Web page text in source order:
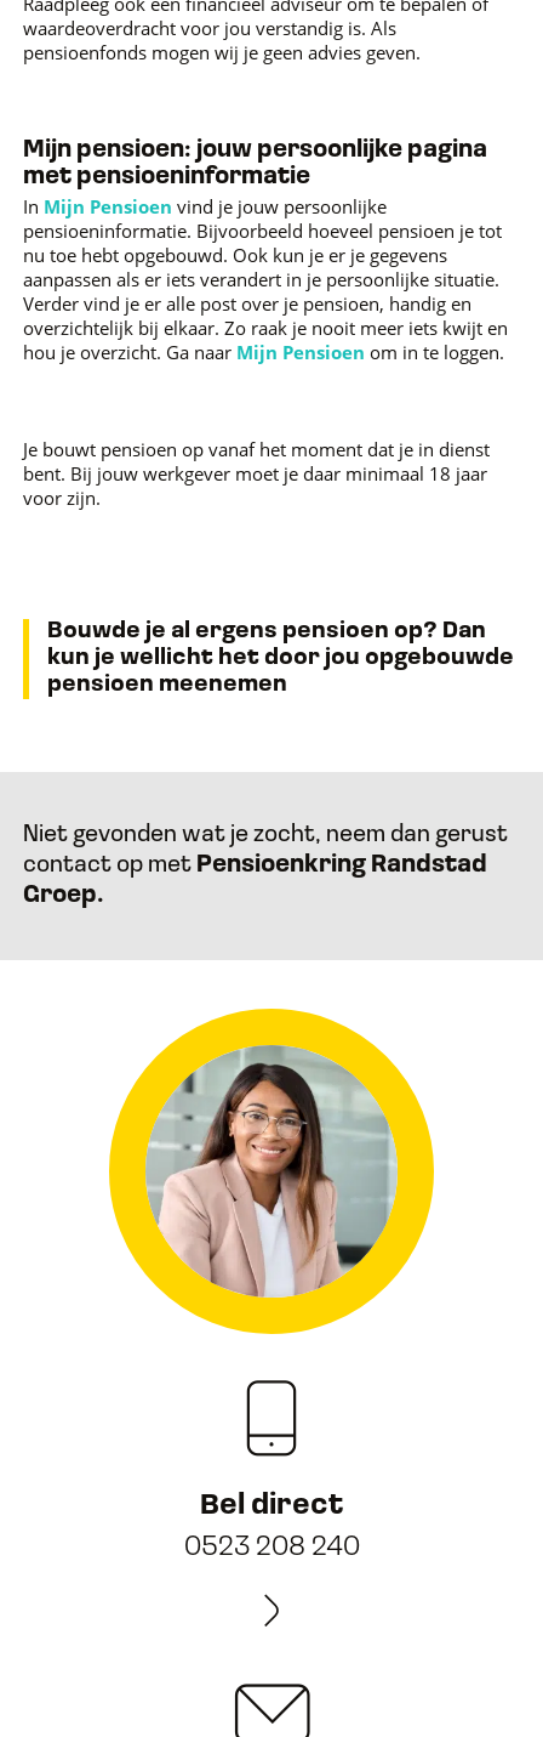
waardeoverdracht voor jou verstandig is. Als
pensioenfonds mogen wij je geen advies geven.
Mijn pensioen: jouw persoonlijke pagina
met pensioeninformatie
In Mijn Pensioen vind je jouw persoonlijke
pensioeninformatie. Bijvoorbeeld hoeveel pensioen je tot
nu toe hebt opgebouwd. Ook kun je er je gegevens
aanpassen als er iets verandert in je persoonlijke situatie.
Verder vind je er alle post over je pensioen, handig en
overzichtelijk bij elkaar. Zo raak je nooit meer iets kwijt en
hou je overzicht. Ga naar Mijn Pensioen om in te loggen.
Je bouwt pensioen op vanaf het moment dat je in dienst
bent. Bij jouw werkgever moet je daar minimaal 18 jaar
voor zijn.
Bouwde je al ergens pensioen op? Dan
kun je wellicht het door jou opgebouwde
pensioen meenemen
Niet gevonden wat je zocht, neem dan gerust
contact op met Pensioenkring Randstad
Groep.
Bel direct
0523 208 240